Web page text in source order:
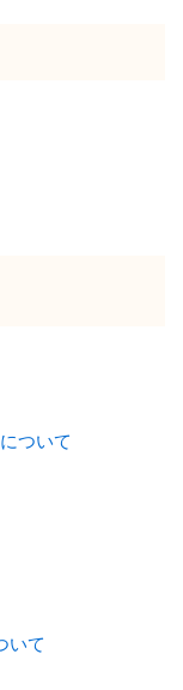
ついて
いて